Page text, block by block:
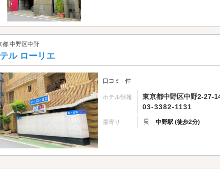
都 中野区中野
ル ローリエ
口コミ - 件
ホテル情報
東京都中野区中野2-27-
03-3382-1131
最寄り 中野駅 (徒歩2分)